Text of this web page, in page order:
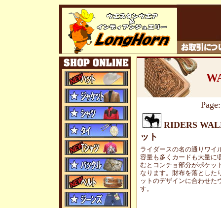
RIDERS
ット
ライダースの名の通りワイ
容量も多くカードも大量に
むとコンチョ部分がポケッ
なります。財布を落とした
ットのデザインに合わせた
す。